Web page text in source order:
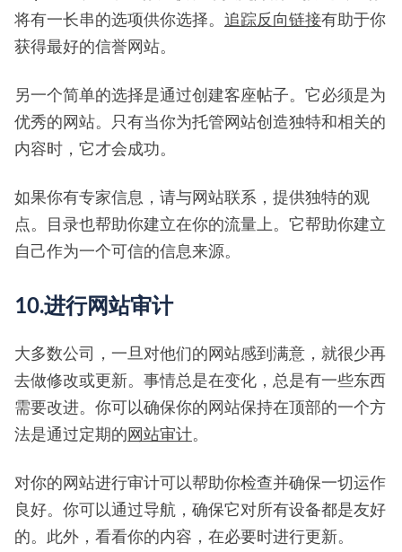
将有一长串的选项供你选择。 追踪反向链接有助于你
获得最好的信誉网站。
另一个简单的选择是通过创建客座帖子。它必须是为
优秀的网站。只有当你为托管网站创造独特和相关的
内容时，它才会成功。
如果你有专家信息，请与网站联系，提供独特的观
点。目录也帮助你建立在你的流量上。它帮助你建立
自己作为一个可信的信息来源。
10.进行网站审计
大多数公司，一旦对他们的网站感到满意，就很少再
去做修改或更新。事情总是在变化，总是有一些东西
需要改进。你可以确保你的网站保持在顶部的一个方
法是通过定期的网站审计。
对你的网站进行审计可以帮助你检查并确保一切运作
良好。你可以通过导航，确保它对所有设备都是友好
的。此外，看看你的内容，在必要时进行更新。